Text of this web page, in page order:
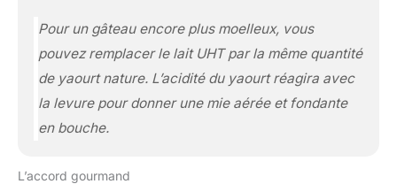
Pour un gâteau encore plus moelleux, vous
pouvez remplacer le lait UHT par la même quantité
de yaourt nature. L’acidité du yaourt réagira avec
la levure pour donner une mie aérée et fondante
en bouche.
L’accord gourmand